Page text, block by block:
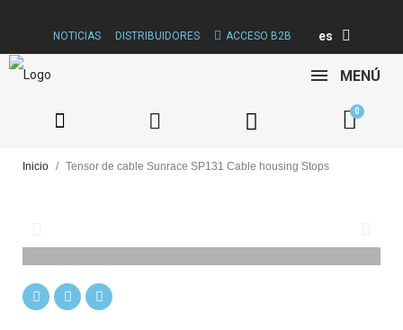
NOTICIAS DISTRIBUIDORES ACCESO B2B es
MENÚ
Inicio Tensor de cable Sunrace SP131 Cable housing Stops